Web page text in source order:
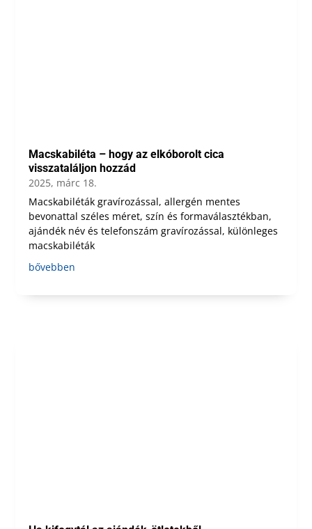
Macskabiléta – hogy az elkóborolt cica
visszataláljon hozzád
2025, márc 18.
Macskabiléták gravírozással, allergén mentes
bevonattal széles méret, szín és formaválasztékban,
ajándék név és telefonszám gravírozással, különleges
macskabiléták
bővebben